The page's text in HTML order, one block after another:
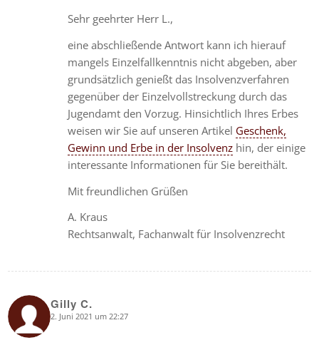
Sehr geehrter Herr L.,
eine abschließende Antwort kann ich hierauf
mangels Einzelfallkenntnis nicht abgeben, aber
grundsätzlich genießt das Insolvenzverfahren
gegenüber der Einzelvollstreckung durch das
Jugendamt den Vorzug. Hinsichtlich Ihres Erbes
weisen wir Sie auf unseren Artikel Geschenk,
Gewinn und Erbe in der Insolvenz hin, der einige
interessante Informationen für Sie bereithält.
Mit freundlichen Grüßen
A. Kraus
Rechtsanwalt, Fachanwalt für Insolvenzrecht
Gilly C.
says: 2. Juni 2021 um 22:27